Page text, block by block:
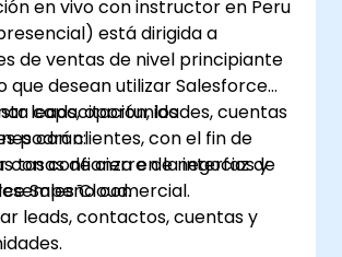
en vivo con instructor en Peru
está dirigida a
de ventas de nivel principiante
que desean utilizar Salesforce
leads, oportunidades, cuentas
con clientes, con el fin de
tasas de cierre de negocios y
comercial.
capacitación, los
podrán:
con confianza en la interfaz de
Sales Cloud.
leads, contactos, cuentas y